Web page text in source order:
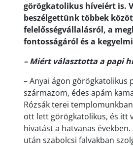
görögkatolikus híveiért is.
beszélgettünk többek
felelősségvállalásról, a
fontosságáról és a
– Miért választotta a papi
– Anyai ágon görögkatolikus
származom, édes apám
Rózsák terei
ott lett görögkatolikus, és itt
hivatást a hatvanas
után szabolcsi falvakban